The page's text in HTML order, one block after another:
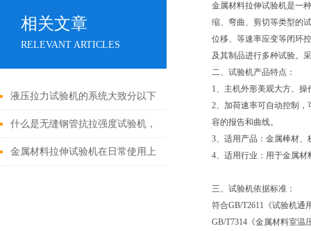
相关文章
RELEVANT ARTICLES
液压拉力试验机的系统大致分以下
三大类
什么是无缝钢管抗拉强度试验机，
为什么要使用它？
金属材料拉伸试验机在日常使用上
金属材料拉伸试验机是一
缩、弯曲、剪切等类型的
位移、等速率应变等闭环
及其制品进行多种试验。
二、试验机产品特点：
1、主机外形美观大方、
2、加荷速率可自动控制
容的报告和曲线。
3、适用产品：金属棒材
4、适用行业：用于金属
三、试验机依据标准：
符合GB/T2611《试验机通
GB/T7314《金属材料室温